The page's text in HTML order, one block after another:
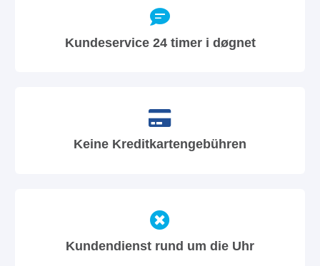
Kundeservice 24 timer i døgnet
Keine Kreditkartengebühren
Kundendienst rund um die Uhr